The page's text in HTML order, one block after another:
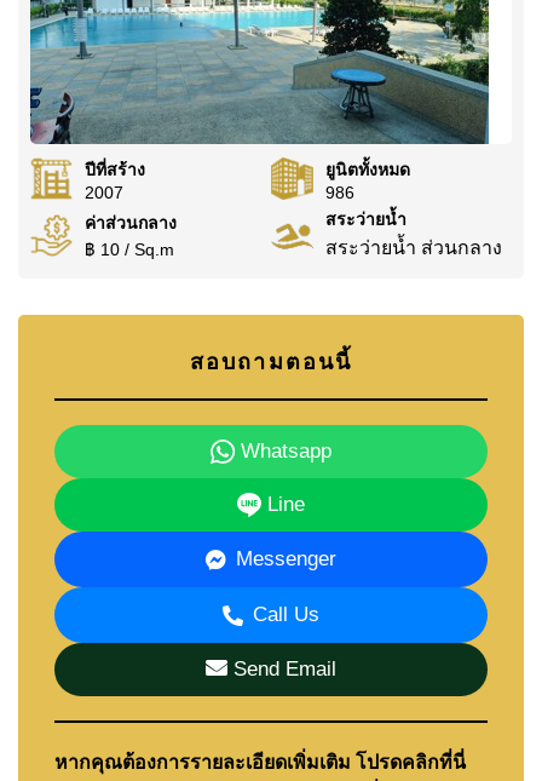
ปีที่สร้าง
2007
ยูนิตทั้งหมด
986
ค่าส่วนกลาง
฿ 10 / Sq.m
สระว่ายน้ำ
สระว่ายน้ำ ส่วนกลาง
สอบถามตอนนี้
Whatsapp
Line
Messenger
Call Us
Send Email
หากคุณต้องการรายละเอียดเพิ่มเติม โปรดคลิกที่นี่